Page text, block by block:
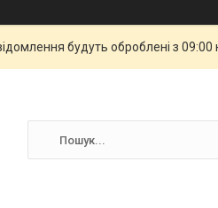
будуть оброблені з